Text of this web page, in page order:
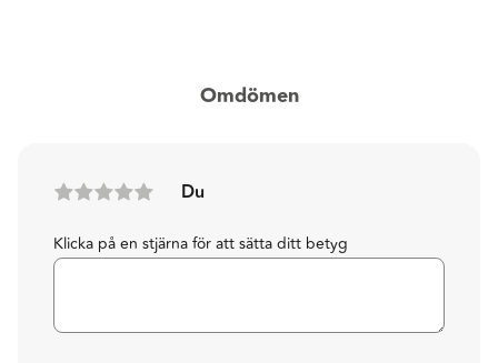
Omdömen
Du
Klicka på en stjärna för att sätta ditt betyg